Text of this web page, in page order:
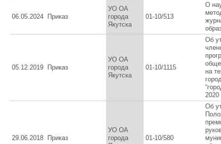
06.05.2024 Приказ
УО ОА
города
Якутска
01-10/513
О
05.12.2019 Приказ
УО ОА
города
Якутска
01-10/1115
Об
на
2020
29.06.2018 Приказ
УО ОА
города
01-10/580
Об